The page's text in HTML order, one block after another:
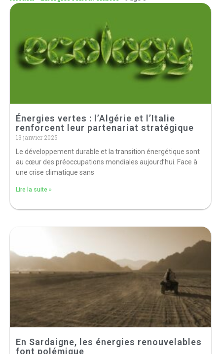
Énergies vertes : l’Algérie et l’Italie
renforcent leur partenariat stratégique
13 janvier 2025
Le développement durable et la transition énergétique sont
au cœur des préoccupations mondiales aujourd’hui. Face à
une crise climatique sans
Lire la suite »
En Sardaigne, les énergies renouvelables
font polémique